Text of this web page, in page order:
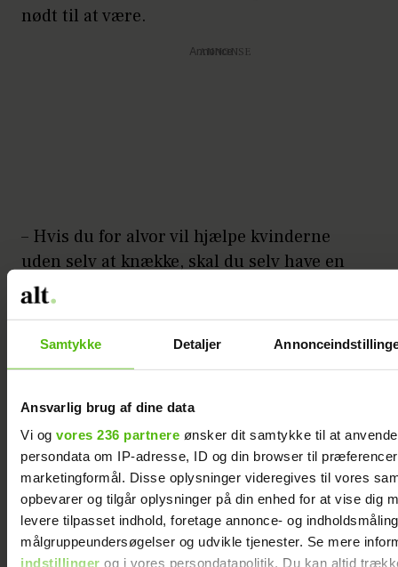
Samtykke Detaljer
Ansvarlig brug af dine data
Vi og vores 236 partnere ønsker dit samtykke til at
persondata om IP-adresse, ID og din browser til
marketingformål. Disse oplysninger videregives til vores
opbevarer og tilgår oplysninger på din enhed for at vise dig
levere tilpasset indhold, foretage annonce- og
målgruppeundersøgelser og udvikle tjenester. Se mere
indstillinger og i vores persondatapolitik. Du kan altid
nødt til at være.
Annonce
– Hvis du for alvor vil hjælpe kvinderne
uden selv at knække, skal du selv have en
stærk mental sundhed og være i stand til
at lægge skæbnerne fra dig, når du
kommer hjem. Samtidig skal du være
gange er det bare helt sort. En kæmpe pøl
af sorg. Mange af kvindernes liv er ad
helvede til, og nogle gange skal du bare
kunne være i det sammen med hende.
Glad for mænd